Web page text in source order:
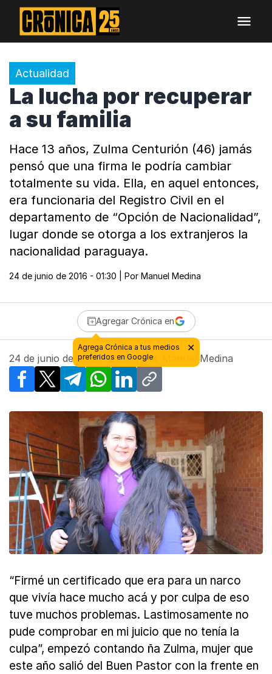
Actualidad
La lucha por recuperar
a su familia
Hace 13 años, Zulma Centurión (46) jamás
pensó que una firma le podría cambiar
totalmente su vida. Ella, en aquel entonces,
era funcionaria del Registro Civil en el
departamento de “Opción de Nacionalidad”,
lugar donde se otorga a los extranjeros la
nacionalidad paraguaya.
24 de junio de 2016 - 01:30 | Por Manuel Medina
Agregar Crónica en
24 de junio de 2016 - 01:30| Por Manuel Medina
Facebook
X TelegramWhatsApp
LinkedInCopy link
“Firmé un certificado que era para un narco
que vivía hace mucho acá y por culpa de eso
tuve muchos problemas. Lastimosamente no
pude comprobar en mi juicio que no tenía la
culpa”, empezó contando ña Zulma, mujer que
este año salió del Buen Pastor con la frente en